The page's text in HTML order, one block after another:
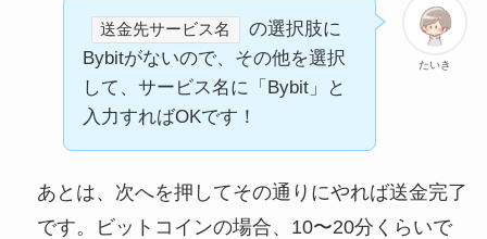
たいき
送金先サービス名
の選択肢に
Bybitがないので、その他を選択
して、サービス名に「Bybit」と
入力すればOKです！
あとは、次へを押してその通りにやれば送金完了
です。ビットコインの場合、10〜20分くらいで